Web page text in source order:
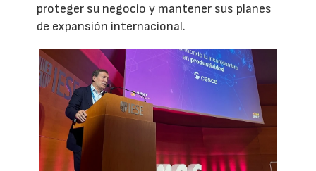
proteger su negocio y mantener sus planes
de expansión internacional.